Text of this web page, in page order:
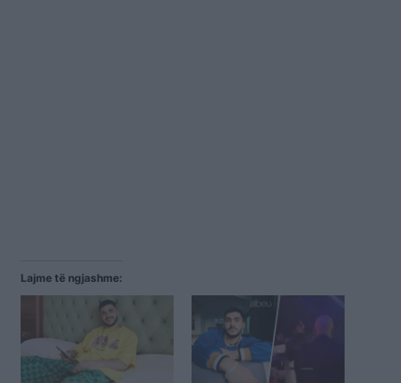
Lajme të ngjashme: